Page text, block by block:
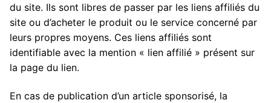
du site. Ils sont libres de passer par les liens affiliés du
site ou d’acheter le produit ou le service concerné par
leurs propres moyens. Ces liens affiliés sont
identifiable avec la mention « lien affilié » présent sur
la page du lien.
En cas de publication d’un article sponsorisé, la